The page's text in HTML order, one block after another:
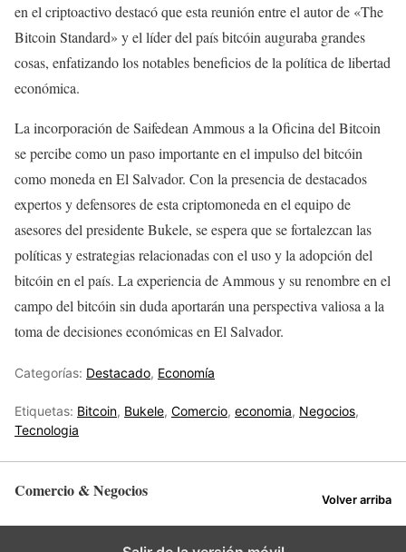
en el criptoactivo destacó que esta reunión entre el autor de «The
Bitcoin Standard» y el líder del país bitcóin auguraba grandes
cosas, enfatizando los notables beneficios de la política de libertad
económica.
La incorporación de Saifedean Ammous a la Oficina del Bitcoin
se percibe como un paso importante en el impulso del bitcóin
como moneda en El Salvador. Con la presencia de destacados
expertos y defensores de esta criptomoneda en el equipo de
asesores del presidente Bukele, se espera que se fortalezcan las
políticas y estrategias relacionadas con el uso y la adopción del
bitcóin en el país. La experiencia de Ammous y su renombre en el
campo del bitcóin sin duda aportarán una perspectiva valiosa a la
toma de decisiones económicas en El Salvador.
Categorías: Destacado, Economía
Etiquetas: Bitcoin, Bukele, Comercio, economia, Negocios,
Tecnologia
Comercio & Negocios Volver arriba